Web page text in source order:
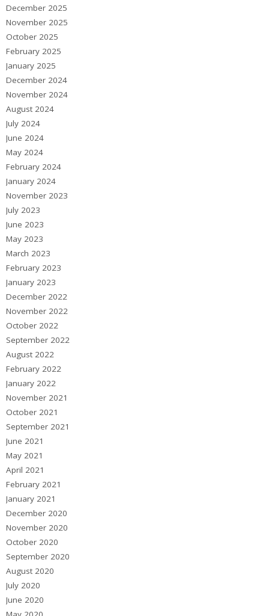
December 2025
November 2025
October 2025
February 2025
January 2025
December 2024
November 2024
August 2024
July 2024
June 2024
May 2024
February 2024
January 2024
November 2023
July 2023
June 2023
May 2023
March 2023
February 2023
January 2023
December 2022
November 2022
October 2022
September 2022
August 2022
February 2022
January 2022
November 2021
October 2021
September 2021
June 2021
May 2021
April 2021
February 2021
January 2021
December 2020
November 2020
October 2020
September 2020
August 2020
July 2020
June 2020